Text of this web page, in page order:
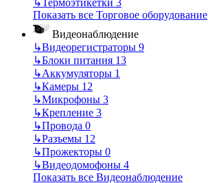
Показать все Торговое оборудование
Видеонаблюдение
↳Видеорегистраторы 9
↳Блоки питания 13
↳Аккумуляторы 1
↳Камеры 12
↳Микрофоны 3
↳Крепление 3
↳Провода 0
↳Разъемы 12
↳Прожекторы 0
↳Видеодомофоны 4
Показать все Видеонаблюдение